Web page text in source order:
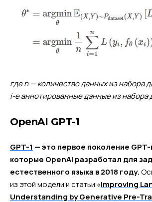
где n — количество данных из набора
i-е аннотированные данные из набора
OpenAI GPT-1
GPT-1 — это первое поколение
которые OpenAI разработал для
естественного языка в 2018 году.
из этой модели и статьи «Improving
Understanding by Generative Pre-